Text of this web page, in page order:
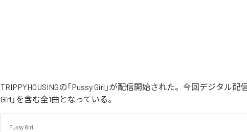
TRIPPYHOUSINGの「Pussy Girl」が配信開始された。今回デジタル配
Girl」を含む全1曲となっている。
Pussy Girl.